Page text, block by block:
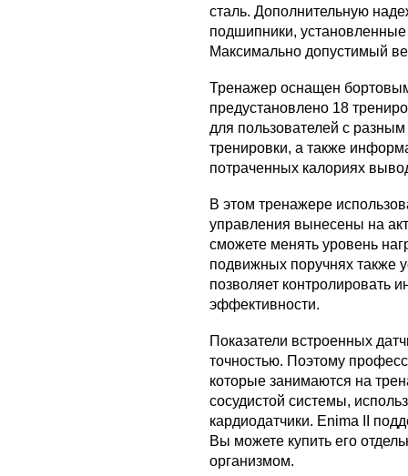
сталь. Дополнительную
подшипники,
Максимально допустимый
Тренажер оснащен
предустановлено 18
для пользователей с
тренировки, а также
потраченных калориях
В этом тренажере
управления вынесены на
сможете менять уровень
подвижных поручнях также
позволяет контролировать
эффективности.
Показатели встроенных
точностью. Поэтому
которые занимаются на
сосудистой системы,
кардиодатчики. Enima II
Вы можете купить его
организмом.